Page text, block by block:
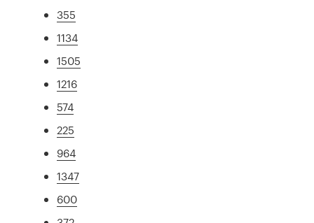
355
1134
1505
1216
574
225
964
1347
600